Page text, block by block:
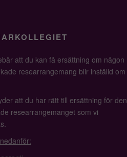
att du kan få ersättning om någon
researrangemang blir inställd om
att du har rätt till ersättning för den
researrangemanget som vi